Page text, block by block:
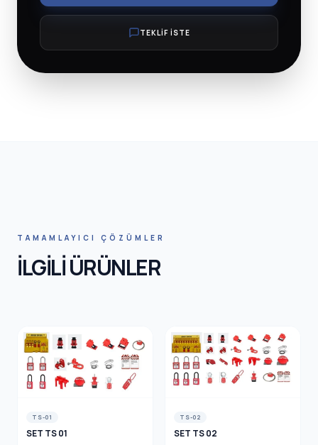
TEKLİF İSTE
TAMAMLAYICI ÇÖZÜMLER
İLGİLİ ÜRÜNLER
TS-01
SET TS 01
TS-02
SET TS 02